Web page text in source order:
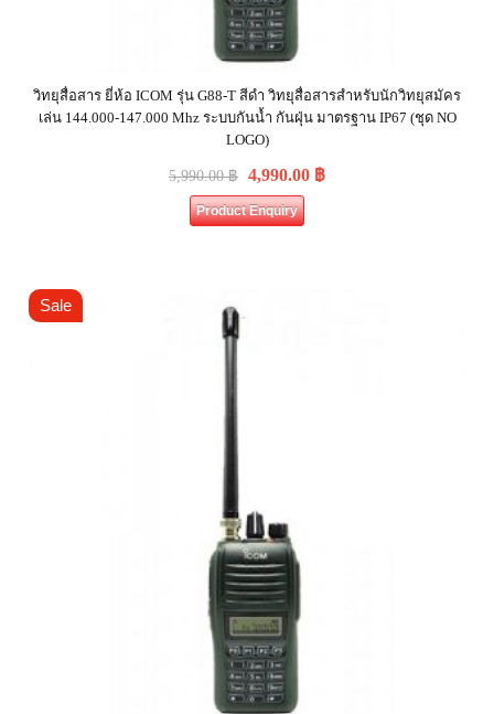
วิทยุสื่อสาร ยี่ห้อ ICOM รุ่น G88-T สีดำ วิทยุสื่อสารสำหรับนักวิทยุสมัคร
เล่น 144.000-147.000 Mhz ระบบกันน้ำ กันฝุ่น มาตรฐาน IP67 (ชุด NO
LOGO)
5,990.00฿ 4,990.00 ฿
Product Enquiry
Sale